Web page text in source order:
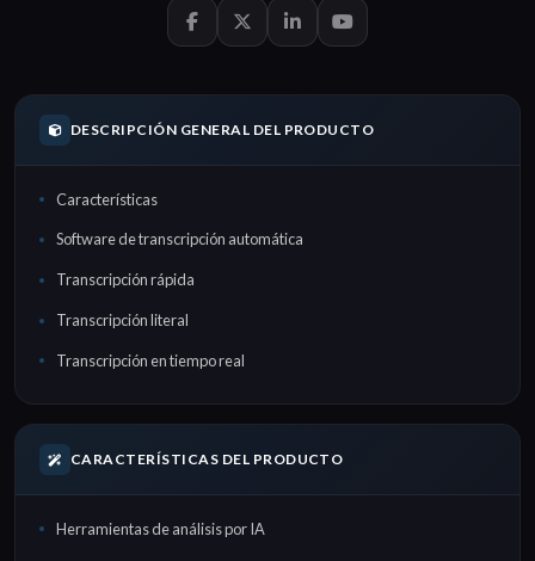
DESCRIPCIÓN GENERAL DEL PRODUCTO
Características
Software de transcripción automática
Transcripción rápida
Transcripción literal
Transcripción en tiempo real
CARACTERÍSTICAS DEL PRODUCTO
Herramientas de análisis por IA